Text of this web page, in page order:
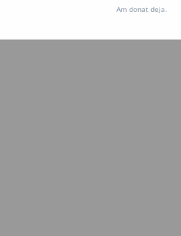
Hosterion
Am donat deja.